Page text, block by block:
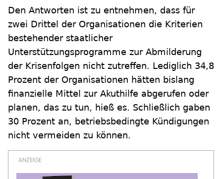
Den Antworten ist zu entnehmen, dass für
zwei Drittel der Organisationen die Kriterien
bestehender staatlicher
Unterstützungsprogramme zur Abmilderung
der Krisenfolgen nicht zutreffen. Lediglich 34,8
Prozent der Organisationen hätten bislang
finanzielle Mittel zur Akuthilfe abgerufen oder
planen, das zu tun, hieß es. Schließlich gaben
30 Prozent an, betriebsbedingte Kündigungen
nicht vermeiden zu können.